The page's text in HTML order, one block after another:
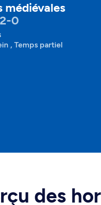
médiévales
0
, Temps partiel
des